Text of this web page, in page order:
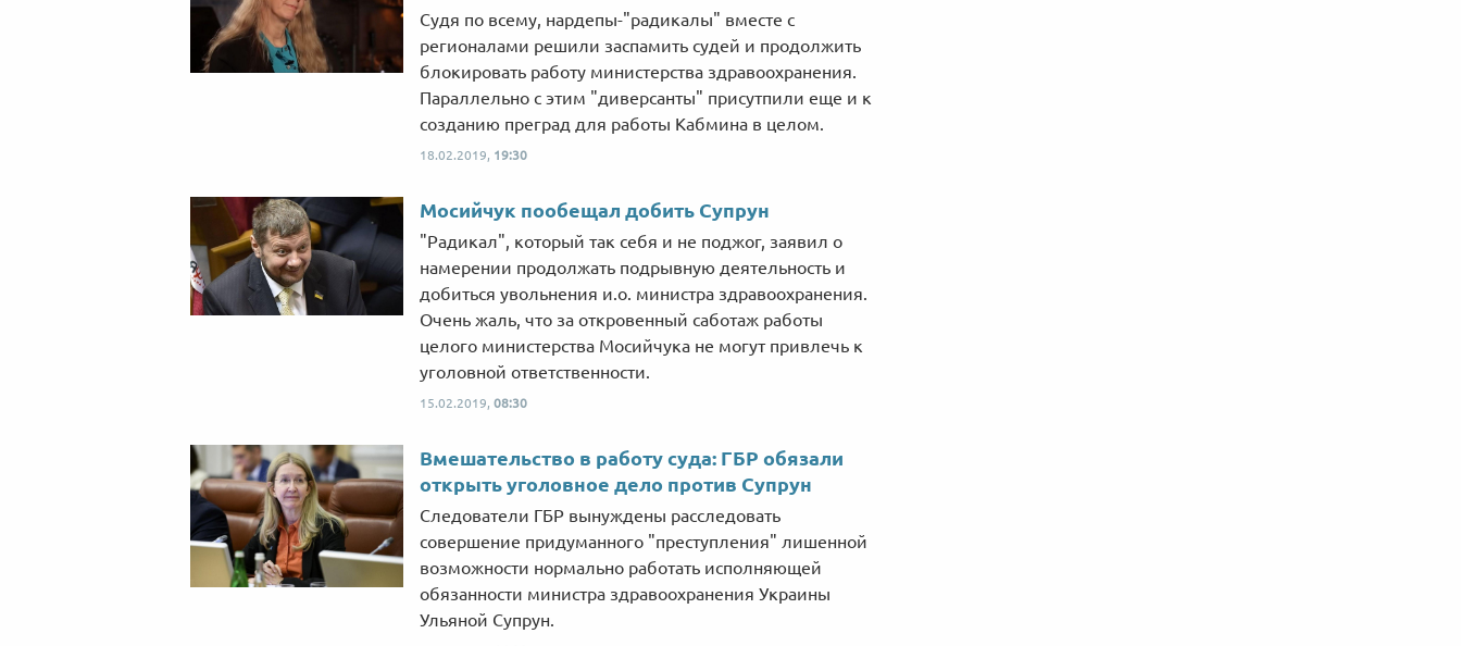
Судя по всему, нардепы-"радикалы" вместе с
регионалами решили заспамить судей и продолжить
блокировать работу министерства здравоохранения.
Параллельно с этим "диверсанты" присутпили еще и к
созданию преград для работы Кабмина в целом.
18.02.2019, 19:30
Мосийчук пообещал добить Супрун
"Радикал", который так себя и не поджог, заявил о
намерении продолжать подрывную деятельность и
добиться увольнения и.о. министра здравоохранения.
Очень жаль, что за откровенный саботаж работы
целого министерства Мосийчука не могут привлечь к
уголовной ответственности.
15.02.2019, 08:30
Вмешательство в работу суда: ГБР обязали
открыть уголовное дело против Супрун
Следователи ГБР вынуждены расследовать
совершение придуманного "преступления" лишенной
возможности нормально работать исполняющей
обязанности министра здравоохранения Украины
Ульяной Супрун.